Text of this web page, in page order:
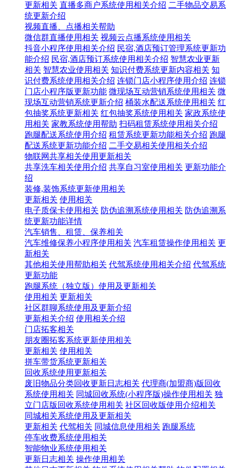
更新相关 直播多商户系统使用相关介绍 二手物品交易系
统更新介绍
视频直播、点播相关帮助
微信群直播使用相关 视频云点播系统使用相关
抖音小程序使用相关介绍 民宿,酒店预订管理系统更新功
能介绍 民宿,酒店预订系统使用相关介绍 智慧农业更新
相关 智慧农业使用相关 知识付费系统更新内容相关 知
识付费系统使用相关介绍 连锁门店小程序使用介绍 连锁
门店小程序版更新功能 微现场互动营销系统使用相关 微
现场互动营销系统更新介绍 桶装水配送系统使用相关 红
包抽奖系统更新相关 红包抽奖系统使用相关 家政系统使
用相关 家教系统使用帮助 扫码租赁系统使用相关介绍
跑腿配送系统使用介绍 租赁系统更新功能相关介绍 跑腿
配送系统更新功能介绍 二手交易相关使用相关介绍
物联网共享相关使用更新相关
共享洗车相关使用介绍 共享自习室使用相关 更新功能介
绍
装修,装饰系统更新使用相关
更新相关 使用相关
电子质保卡使用相关 防伪追溯系统使用相关 防伪追溯系
统更新功能详情
汽车销售、租赁、保养相关
汽车维修保养小程序使用相关 汽车租赁操作使用相关 更
新相关
其他相关使用帮助相关 代驾系统使用相关介绍 代驾系统
更新功能
跑腿系统（独立版）使用及更新相关
使用相关 更新相关
社区群聊系统使用及更新介绍
更新相关介绍 使用相关介绍
门店拓客相关
朋友圈拓客系统更新使用相关
更新相关 使用相关
拼车带货系统更新相关
回收系统使用更新相关
废旧物品分类回收更新日志相关 代理商(加盟商)版回收
系统使用相关 同城回收系统(小程序版)操作使用相关 独
立门店版回收系统使用相关 社区回收版使用介绍相关
同城相关系统使用及更新相关
更新相关 代驾相关 同城信息使用相关 跑腿系统
停车收费系统使用相关
智能物业系统使用相关
更新日志相关 操作使用相关